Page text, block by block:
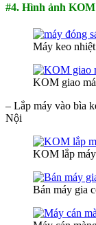
#4. Hình ảnh
Máy keo
KOM giao
– Lắp máy vào bìa
Nội
KOM lắp
Bán máy gia